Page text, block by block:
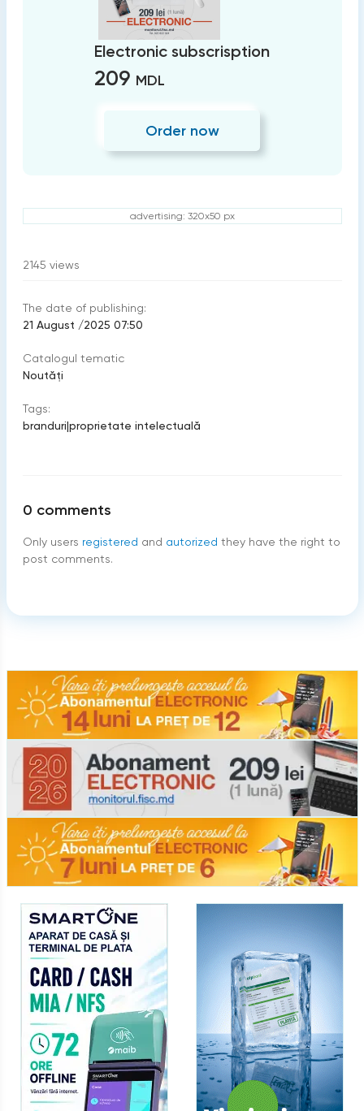
Electronic subscrisption
209 MDL
Order now
advertising: 320x50 px
2145 views
The date of publishing:
21 August /2025 07:50
Catalogul tematic
Noutăți
Tags:
branduri|proprietate intelectuală
0 comments
Only users registered and autorized they have the right to
post comments.